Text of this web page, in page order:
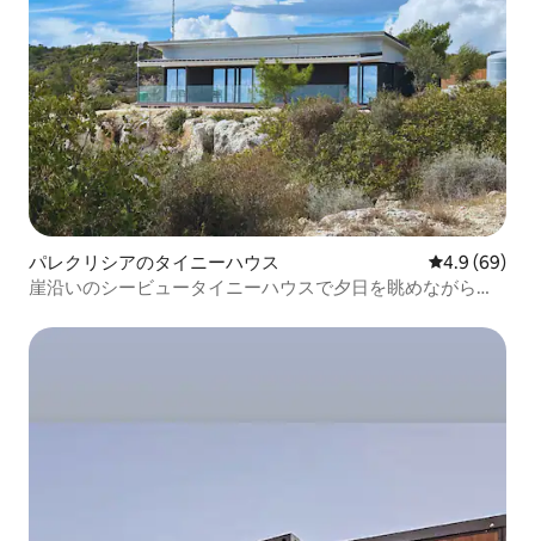
パレクリシアのタイニーハウス レビュー69
4.9 (69)
崖沿いのシービュータイニーハウスで夕日を眺めながらリ